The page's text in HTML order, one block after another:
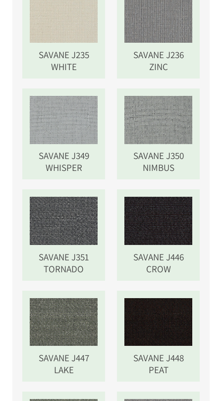
SAVANE J235
WHITE
SAVANE J236
ZINC
SAVANE J349
WHISPER
SAVANE J350
NIMBUS
SAVANE J351
TORNADO
SAVANE J446
CROW
SAVANE J447
LAKE
SAVANE J448
PEAT